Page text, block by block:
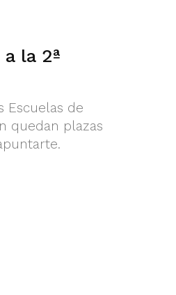
la 2ª
Escuelas de
quedan plazas